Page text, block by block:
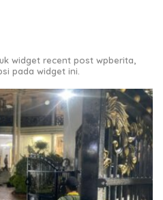
widget recent post wpberita,
pada widget ini.